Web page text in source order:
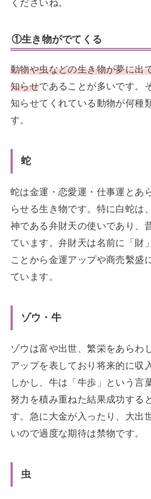
くださいね。
①生き物がでてくる
動物や虫などの生き物が夢に出
知らせであることが多いです。
知らせてくれている動物が何種
す。
蛇
蛇は金運・恋愛運・仕事運とあ
らせる生き物です。特に白蛇は
神である弁財天の使いであり、
ています。弁財天は名前に「財
ことから金運アップや商売繫盛
ています。
ゾウ・牛
ゾウは富や出世、繁栄をあらわ
アップを表しており将来的に収
しかし、牛は「牛歩」という言
努力を積み重ねた結果成功する
す。急に大金が入ったり、大出
いので過度な期待は禁物です。
虫